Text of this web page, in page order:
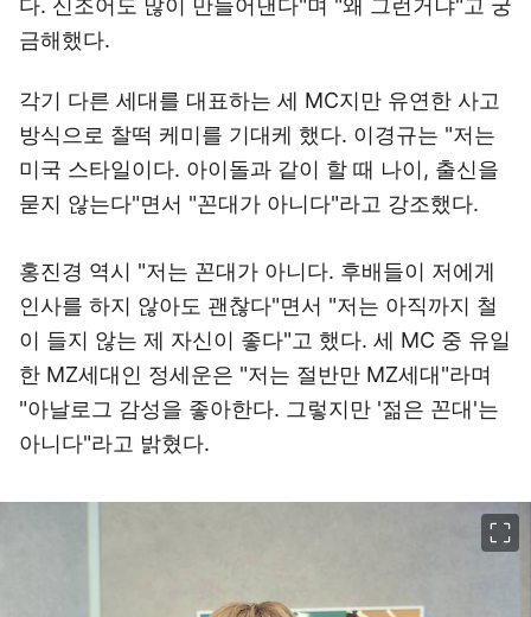
다. 신조어도 많이 만들어낸다"며 "왜 그런거냐"고 궁
금해했다.
각기 다른 세대를 대표하는 세 MC지만 유연한 사고
방식으로 찰떡 케미를 기대케 했다. 이경규는 "저는
미국 스타일이다. 아이돌과 같이 할 때 나이, 출신을
묻지 않는다"면서 "꼰대가 아니다"라고 강조했다.
홍진경 역시 "저는 꼰대가 아니다. 후배들이 저에게
인사를 하지 않아도 괜찮다"면서 "저는 아직까지 철
이 들지 않는 제 자신이 좋다"고 했다. 세 MC 중 유일
한 MZ세대인 정세운은 "저는 절반만 MZ세대"라며
"아날로그 감성을 좋아한다. 그렇지만 '젊은 꼰대'는
아니다"라고 밝혔다.